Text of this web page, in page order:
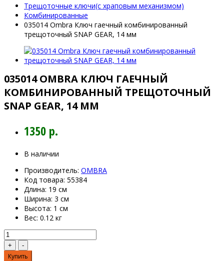
Трещоточные ключи(с храповым механизмом)
Комбинированные
035014 Ombra Ключ гаечный комбинированный
трещоточный SNAP GEAR, 14 мм
035014 OMBRA КЛЮЧ ГАЕЧНЫЙ
КОМБИНИРОВАННЫЙ ТРЕЩОТОЧНЫЙ
SNAP GEAR, 14 ММ
1350 р.
В наличии
Производитель: OMBRA
Код товара: 55384
Длина: 19 см
Ширина: 3 см
Высота: 1 см
Вес: 0.12 кг
Купить